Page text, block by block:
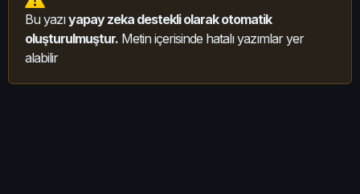
Bu yazıyapay zeka destekli olarak otomatik
oluşturulmuştur. Metin içerisinde hatalı yazımlar yer
alabilir